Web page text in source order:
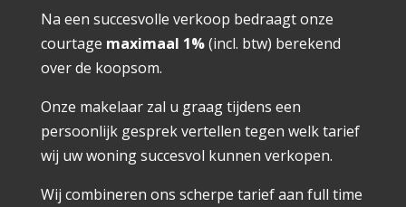
Na een succesvolle verkoop bedraagt onze
courtage maximaal 1%(incl. btw) berekend
over de koopsom.
Onze makelaar zal u graag tijdens een
persoonlijk gesprek vertellen tegen welk tarief
wij uw woning succesvol kunnen verkopen.
Wij combineren ons scherpe tarief aan full time